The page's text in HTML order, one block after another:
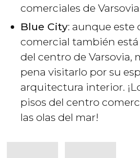
comerciales de
Blue City: aunque este
comercial también
del centro de Varsovia,
pena visitarlo por su
arquitectura interior.
pisos del centro
las olas del mar!